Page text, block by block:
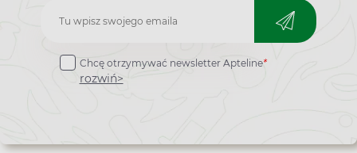
Zapisz
do
newslettera
Chcę otrzymywać newsletter Apteline*
rozwiń>